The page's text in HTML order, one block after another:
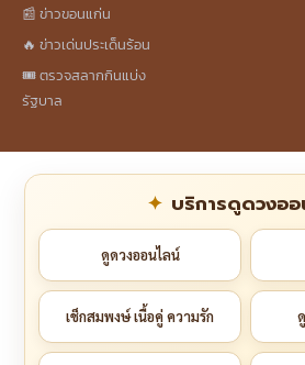
📰 ข่าวขอนแก่น
🔥 ข่าวเด่นประเด็นร้อน
🎟️ ตรวจสลากกินแบ่ง
รัฐบาล
บริการดูดวงออ
ดูดวงออนไลน์
เช็กสมพงษ์ เนื้อคู่ ความรัก